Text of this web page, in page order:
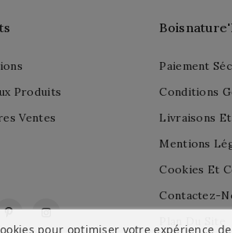
PinterestInstagram
Produits
Ventes
Paiement
Conditions
Livraisons
Mentions
Cookies Et
Contactez-
pour optimiser votre expérience